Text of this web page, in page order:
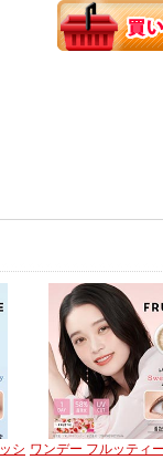
シ ワンデー フルッティ